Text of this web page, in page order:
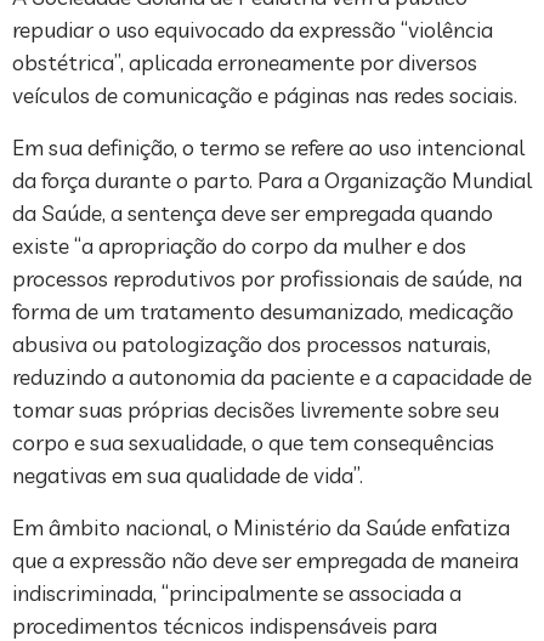
repudiar o uso equivocado da expressão “violência
obstétrica”, aplicada erroneamente por diversos
veículos de comunicação e páginas nas redes sociais.
Em sua definição, o termo se refere ao uso intencional
da força durante o parto. Para a Organização Mundial
da Saúde, a sentença deve ser empregada quando
existe “a apropriação do corpo da mulher e dos
processos reprodutivos por profissionais de saúde, na
forma de um tratamento desumanizado, medicação
abusiva ou patologização dos processos naturais,
reduzindo a autonomia da paciente e a capacidade de
tomar suas próprias decisões livremente sobre seu
corpo e sua sexualidade, o que tem consequências
negativas em sua qualidade de vida”.
Em âmbito nacional, o Ministério da Saúde enfatiza
que a expressão não deve ser empregada de maneira
indiscriminada, “principalmente se associada a
procedimentos técnicos indispensáveis para